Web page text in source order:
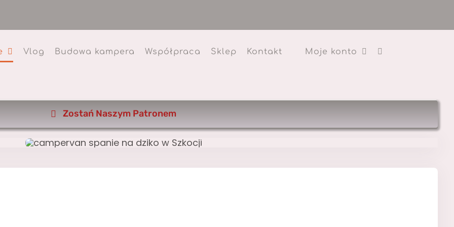
Vlog Budowa kampera Współpraca Sklep Kontakt Moje konto
Zostań Naszym Patronem